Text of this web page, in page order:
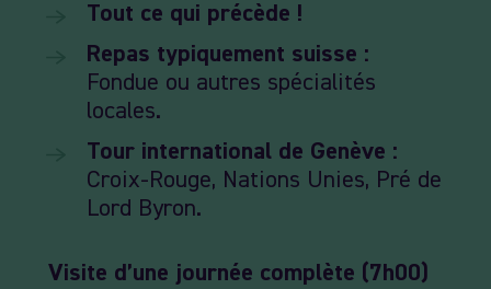
Tout ce qui précède !
Repas typiquement suisse :
Fondue ou autres spécialités
locales.
Tour international de Genève :
Croix-Rouge, Nations Unies, Pré de
Lord Byron.
Visite d’une journée complète (7h00)